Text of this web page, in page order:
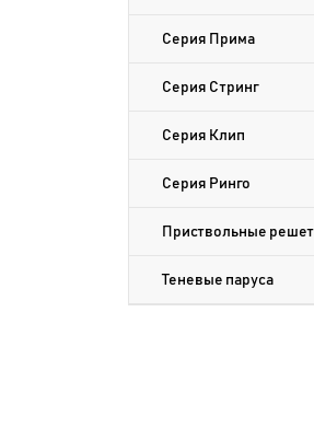
Серия Прима
Серия Стринг
Серия Клип
Серия Ринго
Приствольные
Теневые паруса